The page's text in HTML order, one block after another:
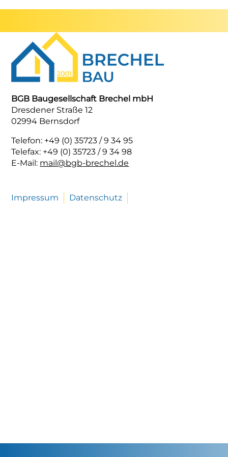
BGB Baugesellschaft Brechel mbH
Dresdener Straße 12
02994 Bernsdorf
Telefon: +49 (0) 35723 / 9 34 95
Telefax: +49 (0) 35723 / 9 34 98
E-Mail: mail@bgb-brechel.de
Navigation
Impressum Datenschutz